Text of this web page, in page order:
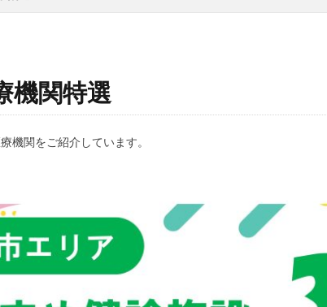
機関特選
機関をご紹介しています。